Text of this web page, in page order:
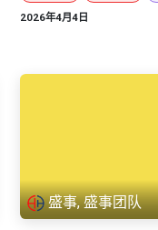
2026年4月4日
盛事, 盛事团队